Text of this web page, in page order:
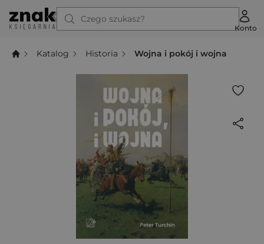
Czego szukasz?
Konto
Katalog Historia Wojna i pokój i wojna